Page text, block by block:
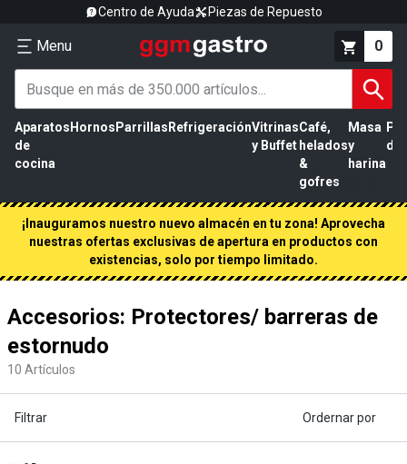
Centro de Ayuda Piezas de Repuesto
Menu 0
Aparatos
de
cocina
Hornos Parrillas RefrigeraciónVitrinas
y Buffet
Café,
helados
&
gofres
Masa
y
harina
de
¡Inauguramos nuestro nuevo almacén en tu zona! Aprovecha
nuestras ofertas exclusivas de apertura en productos con
existencias, solo por tiempo limitado.
Accesorios: Protectores/ barreras de
estornudo
10 Artículos
Filtrar Ordernar por